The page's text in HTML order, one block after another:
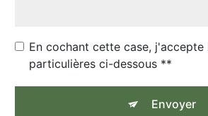
En cochant cette case,
particulières ci-dessous **
Envoyer